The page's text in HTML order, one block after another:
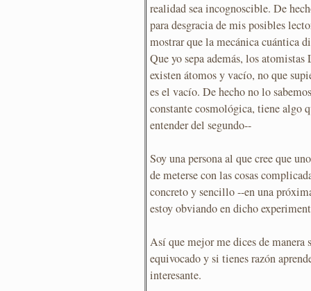
realidad sea incognoscible. De
para desgracia de mis posibles
mostrar que la mecánica cuántica
Que yo sepa además, los
existen átomos y vacío, no que
es el vacío. De hecho no lo
constante cosmológica, tiene algo
entender del segundo--
Soy una persona al que cree que
de meterse con las cosas
concreto y sencillo --en una
estoy obviando en dicho
Así que mejor me dices de manera
equivocado y si tienes razón
interesante.